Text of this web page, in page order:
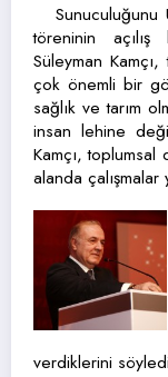
Sunuculuğunu
töreninin açılış
Süleyman Kamçı,
çok önemli bir
sağlık ve tarım
insan lehine
Kamçı,
alanda çalışmalar
verdiklerini